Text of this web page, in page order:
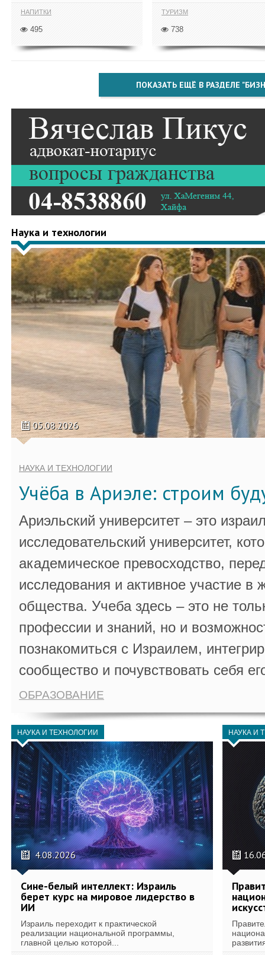
НАПИТКИ
495
ТУРИЗМ
738
ПОКАЗАТЬ ЕЩЁ В РАЗДЕЛЕ
Наука и технологии
05.08.2026
НАУКА И ТЕХНОЛОГИИ
Учёба в Ариэле: строим
Ариэльский университет – это
исследовательский университет,
академическое превосходство,
исследования и активное участие в
общества. Учеба здесь – это не
профессии и знаний, но и
познакомиться с Израилем,
сообщество и почувствовать себя
ОБРАЗОВАНИЕ
НАУКА И ТЕХНОЛОГИИ
4.08.2026
Сине-белый интеллект: Израиль
берет курс на мировое лидерство в
ИИ
Израиль переходит к практической
реализации национальной программы,
главной целью которой...
НАУКА И